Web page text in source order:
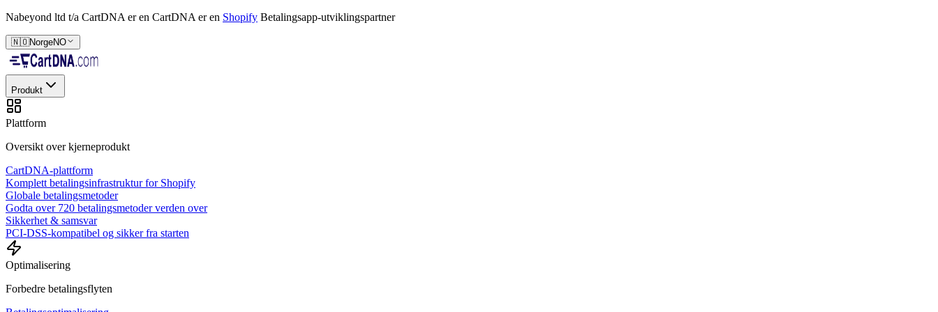
Nabeyond ltd t/a CartDNA er en CartDNA er en Shopify Betalingsapp-utviklingspartner
🇳🇴NorgeNO
Produkt
Plattform
Oversikt over kjerneprodukt
CartDNA-plattform
Komplett betalingsinfrastruktur for Shopify
Globale betalingsmetoder
Godta over 720 betalingsmetoder verden over
Sikkerhet & samsvar
PCI-DSS-kompatibel og sikker fra starten
Optimalisering
Forbedre betalingsflyten